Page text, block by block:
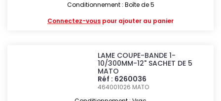
Conditionnement : Boîte de 5
Connectez-vous pour ajouter au panier
LAME COUPE-BANDE 1-
10/300MM-12" SACHET DE 5
MATO
Réf : 6260036
464001026 MATO